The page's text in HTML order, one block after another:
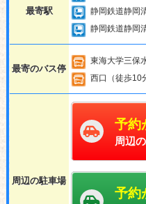
最寄駅
静岡鉄道静岡
静岡鉄道静岡
最寄のバス停
東海大学三保
西口（徒歩10
周辺の駐車場
予約
周辺
予約